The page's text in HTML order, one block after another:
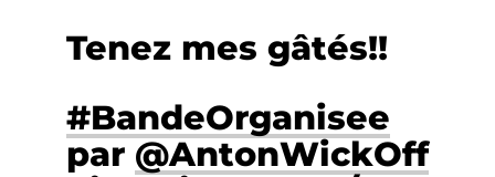
Tenez mes gâtés!!
#BandeOrganisee
par @AntonWickOff